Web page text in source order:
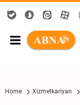
Home Xizmetkariyan